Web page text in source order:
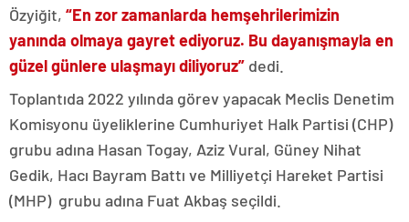
Özyiğit, “En zor zamanlarda hemşehrilerimizin
yanında olmaya gayret ediyoruz. Bu dayanışmayla en
güzel günlere ulaşmayı diliyoruz” dedi.
Toplantıda 2022 yılında görev yapacak Meclis Denetim
Komisyonu üyeliklerine Cumhuriyet Halk Partisi (CHP)
grubu adına Hasan Togay, Aziz Vural, Güney Nihat
Gedik, Hacı Bayram Battı ve Milliyetçi Hareket Partisi
(MHP) grubu adına Fuat Akbaş seçildi.